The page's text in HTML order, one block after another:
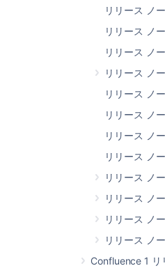
リリース ノ
リリース ノ
リリース ノ
リリース ノ
リリース ノ
リリース ノ
リリース ノ
リリース ノ
リリース ノ
リリース ノ
リリース ノ
リリース ノ
Confluence 1 リ
page –
This applies
items.
We have
for Wiki
Text editor:
The
The
画像の挿入と
付について、